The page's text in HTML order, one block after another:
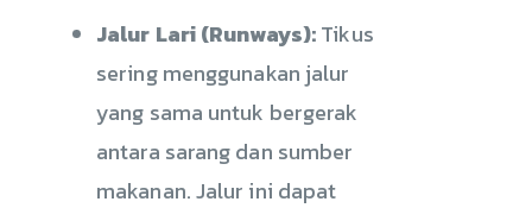
Jalur Lari (Runways):Tikus
sering menggunakan jalur
yang sama untuk bergerak
antara sarang dan sumber
makanan. Jalur ini dapat